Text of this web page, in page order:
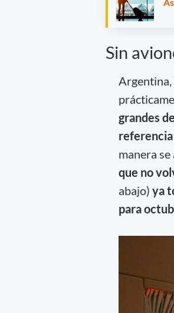
Sin
Argentina,
grandes
manera
que no
abajo) ya
para